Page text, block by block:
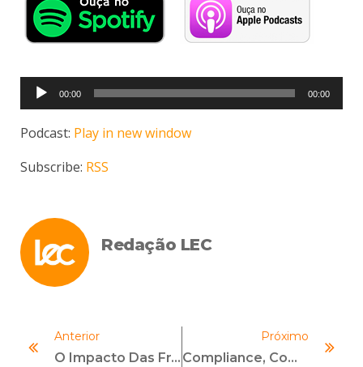
Tocador
de
áudio
00:00 00:00
Podcast: Play in new window
Subscribe: RSS
Redação LEC
Anterior
O Impacto Das Fraudes Nas Organizações Brasileiras
Próximo
Compliance, Comunicação E Humanização: Tecnologia Não É Inimiga